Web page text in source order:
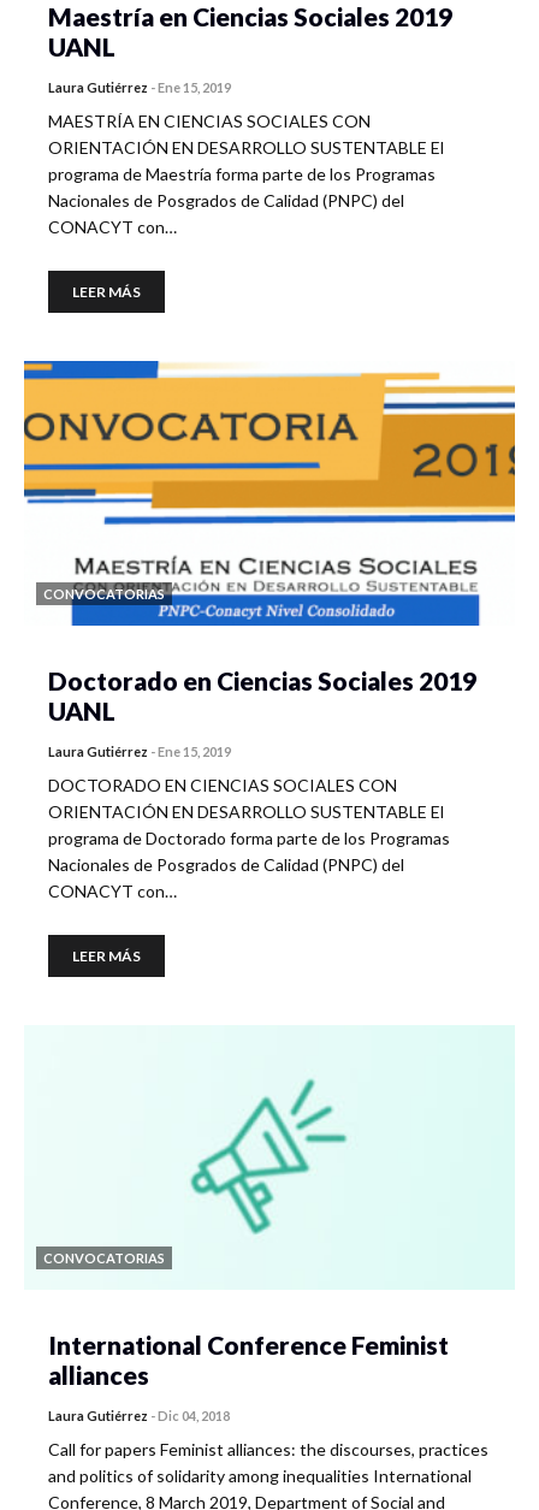
Maestría en Ciencias Sociales 2019
UANL
Laura Gutiérrez -Ene 15, 2019
MAESTRÍA EN CIENCIAS SOCIALES CON
ORIENTACIÓN EN DESARROLLO SUSTENTABLE El
programa de Maestría forma parte de los Programas
Nacionales de Posgrados de Calidad (PNPC) del
CONACYT con…
LEER MÁS
CONVOCATORIAS
Doctorado en Ciencias Sociales 2019
UANL
Laura Gutiérrez -Ene 15, 2019
DOCTORADO EN CIENCIAS SOCIALES CON
ORIENTACIÓN EN DESARROLLO SUSTENTABLE El
programa de Doctorado forma parte de los Programas
Nacionales de Posgrados de Calidad (PNPC) del
CONACYT con…
LEER MÁS
CONVOCATORIAS
International Conference Feminist
alliances
Laura Gutiérrez -Dic 04, 2018
Call for papers Feminist alliances: the discourses, practices
and politics of solidarity among inequalities International
Conference, 8 March 2019, Department of Social and